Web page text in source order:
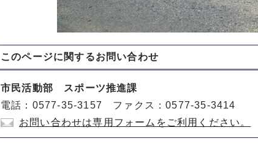
このページに関するお問い合わせ
市民活動部 スポーツ推進課
電話：0577-35-3157 ファクス：0577-35-3414
お問い合わせは専用フォームをご利用ください。